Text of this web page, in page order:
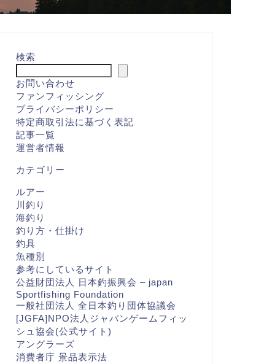
検索
お問い合わせ
ファンフィッシング
プライバシーポリシー
特定商取引法に基づく表記
記事一覧
運営者情報
カテゴリー
ルアー
川釣り
海釣り
釣り方・仕掛け
釣具
魚種別
参考にしているサイト
公益財団法人 日本釣振興会 – japan
Sportfishing Foundation
一般社団法人 全日本釣り団体協議会
[JGFA]NPO法人ジャパンゲームフィッ
シュ協会(公式サイト)
アングラーズ
消費者庁 景品表示法